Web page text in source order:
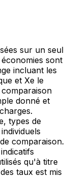
sur un seul
sont
incluant les
et Xe le
donné et
types de
comparaison.
qu'à titre
taux est mis